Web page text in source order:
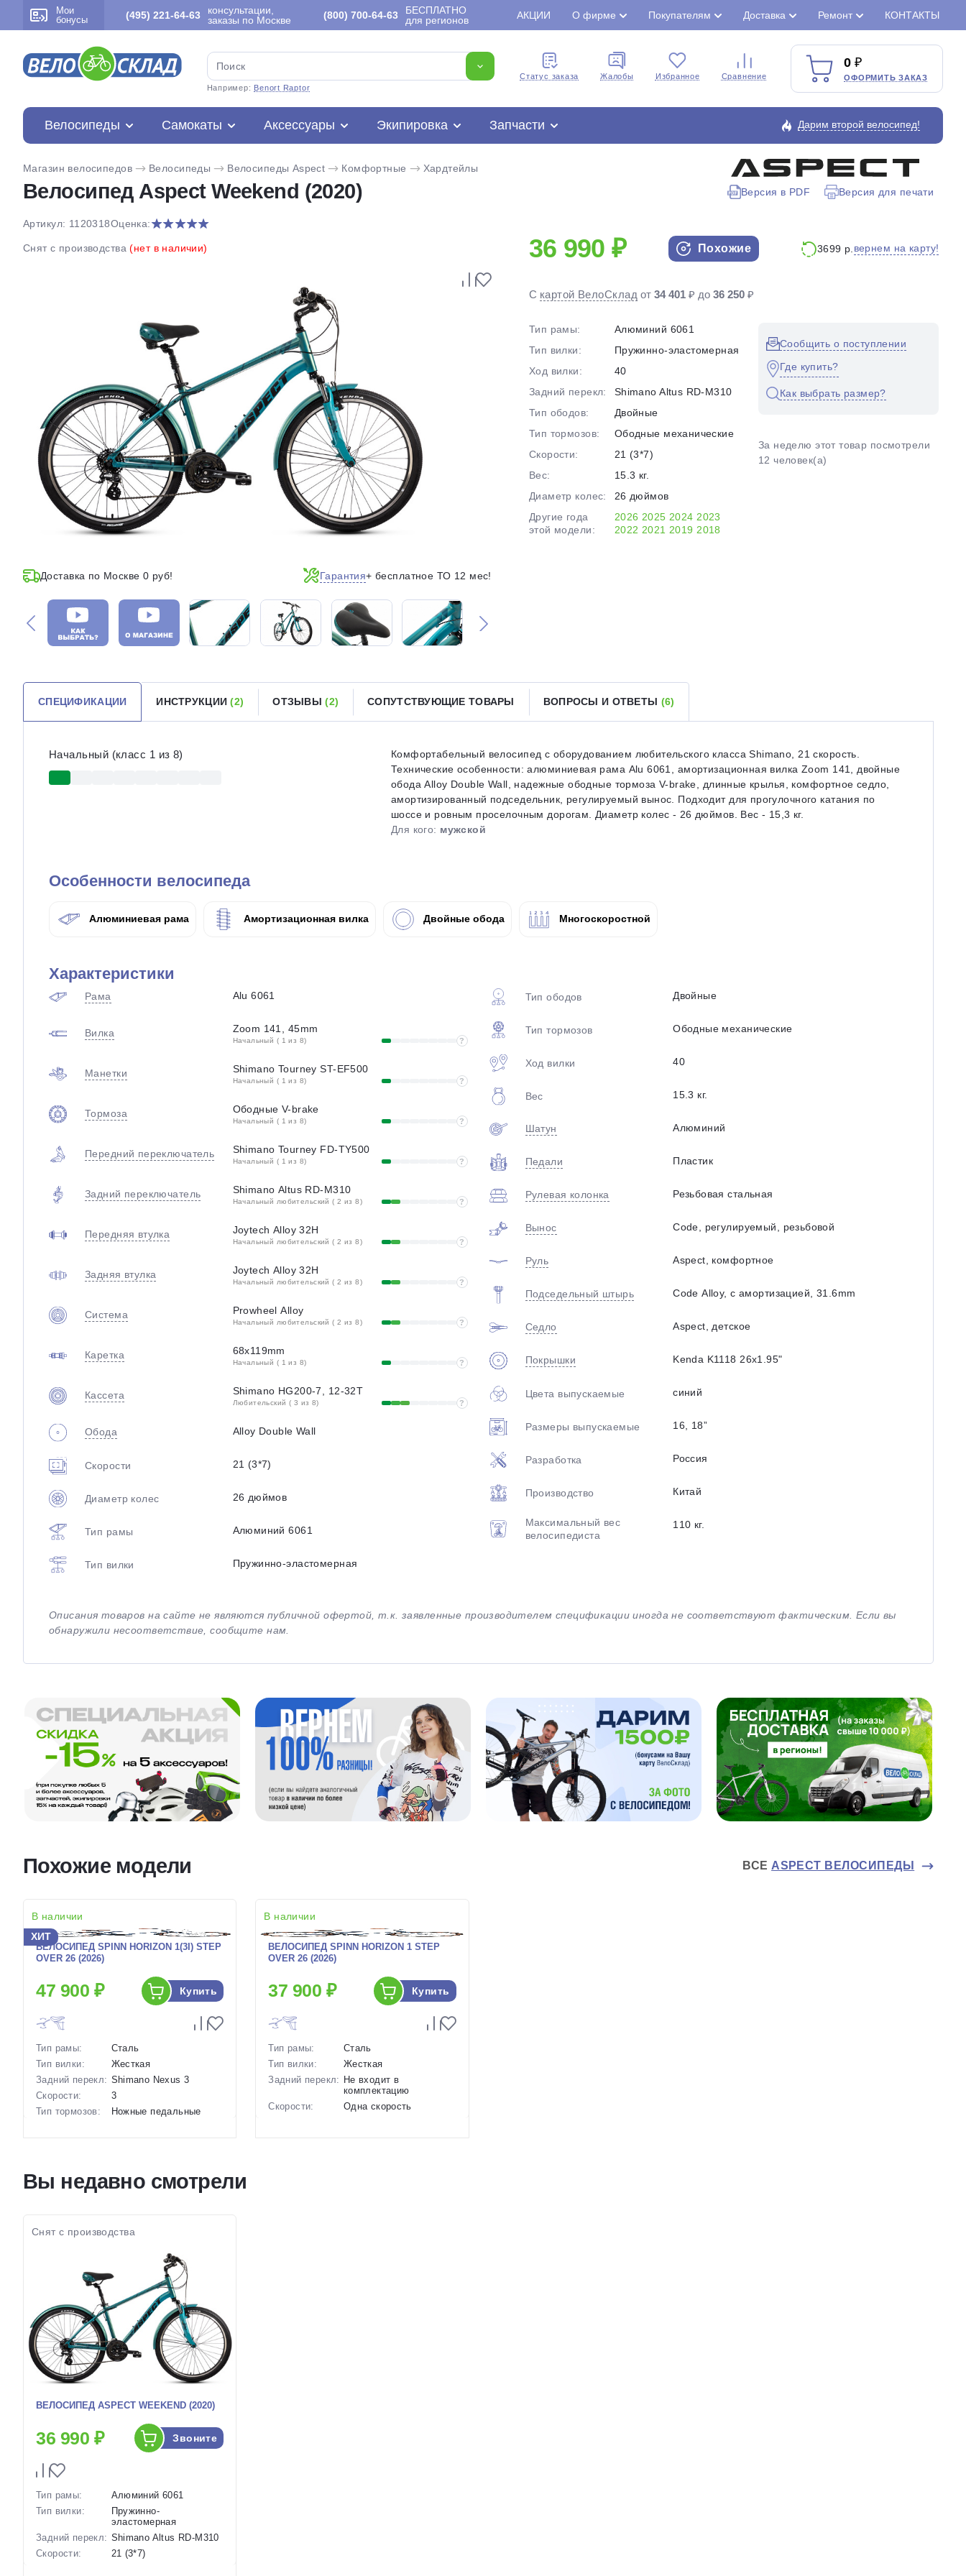
Мои
бонусы
(495) 221-64-63
консультации,
заказы по Москве
(800) 700-64-63
БЕСПЛАТНО
для регионов
АКЦИИ О фирме Покупателям Доставка Ремонт КОНТАКТЫ
Например: Benort Raptor
Cтатус заказа Жалобы Избранное Сравнение
0
ОФОРМИТЬ ЗАКАЗ
Велосипеды Самокаты Аксессуары Экипировка Запчасти Дарим второй велосипед!
Магазин велосипедов Велосипеды Велосипеды Aspect Комфортные Хардтейлы
Велосипед Aspect Weekend (2020) Версия в PDF Версия для печати
Артикул: 1120318Оценка:
Снят с производства(нет в наличии)
Доставка по Москве 0 руб! Гарантия+ бесплатное ТО 12 мес!
36 990 ₽ Похожие 3699 р. вернем на карту!
С картой ВелоСклад от34 401 ₽ до36 250 ₽
Тип рамы:
Алюминий 6061
Тип вилки:
Пружинно-эластомерная
Ход вилки:
40
Задний перекл:
Shimano Altus RD-M310
Тип ободов:
Двойные
Тип тормозов:
Ободные механические
Скорости:
21 (3*7)
Вес:
15.3 кг.
Диаметр колес:
26 дюймов
Другие года
этой модели:
2026 2025 2024 2023
2022 2021 2019 2018
Сообщить о поступлении
Где купить?
Как выбрать размер?
За неделю этот товар посмотрели
12 человек(а)
СПЕЦИФИКАЦИИ ИНСТРУКЦИИ(2) ОТЗЫВЫ(2) СОПУТСТВУЮЩИЕ ТОВАРЫ ВОПРОСЫ И ОТВЕТЫ (6)
Начальный (класс 1 из 8)
Комфортабельный велосипед с оборудованием любительского класса Shimano, 21 скорость.
Технические особенности: алюминиевая рама Alu 6061, амортизационная вилка Zoom 141, двойные
обода Alloy Double Wall, надежные ободные тормоза V-brake, длинные крылья, комфортное седло,
амортизированный подседельник, регулируемый вынос. Подходит для прогулочного катания по
шоссе и ровным проселочным дорогам. Диаметр колес - 26 дюймов. Вес - 15,3 кг.
Для кого: мужской
Особенности велосипеда
Алюминиевая рама Амортизационная вилка Двойные обода Многоскоростной
Характеристики
Рама Alu 6061
Вилка Zoom 141, 45mm
Начальный ( 1 из 8) ?
Манетки Shimano Tourney ST-EF500
Начальный ( 1 из 8) ?
Тормоза Ободные V-brake
Начальный ( 1 из 8) ?
Передний переключатель Shimano Tourney FD-TY500
Начальный ( 1 из 8) ?
Задний переключатель Shimano Altus RD-M310
Начальный любительский ( 2 из 8) ?
Передняя втулка Joytech Alloy 32H
Начальный любительский ( 2 из 8) ?
Задняя втулка Joytech Alloy 32H
Начальный любительский ( 2 из 8) ?
Система Prowheel Alloy
Начальный любительский ( 2 из 8) ?
Каретка 68х119mm
Начальный ( 1 из 8) ?
Кассета Shimano HG200-7, 12-32T
Любительский ( 3 из 8) ?
Обода Alloy Double Wall
Скорости 21 (3*7)
Диаметр колес 26 дюймов
Тип рамы Алюминий 6061
Тип вилки Пружинно-эластомерная
Тип ободов Двойные
Тип тормозов Ободные механические
Ход вилки 40
Вес 15.3 кг.
Шатун Алюминий
Педали Пластик
Рулевая колонка Резьбовая стальная
Вынос Code, регулируемый, резьбовой
Руль Aspect, комфортное
Подседельный штырь Code Alloy, с амортизацией, 31.6mm
Седло Aspect, детское
Покрышки Kenda K1118 26x1.95ʺ
Цвета выпускаемые синий
Размеры выпускаемые 16, 18”
Разработка Россия
Производство Китай
Максимальный вес
велосипедиста
110 кг.
Описания товаров на сайте не являются публичной офертой, т.к. заявленные производителем спецификации иногда не соответствуют фактическим. Если вы
обнаружили несоответствие, сообщите нам.
Похожие модели ВСЕ ASPECT ВЕЛОСИПЕДЫ
В наличии
ХИТ
ВЕЛОСИПЕД SPINN HORIZON 1(3I) STEP
OVER 26 (2026)
47 900 ₽ Купить
Тип рамы:
Сталь
Тип вилки:
Жесткая
Задний перекл: Shimano Nexus 3
Скорости:
3
Тип тормозов:
Ножные педальные
наличии:
В наличии
ВЕЛОСИПЕД SPINN HORIZON 1 STEP
OVER 26 (2026)
37 900 ₽ Купить
Тип рамы:
Сталь
Тип вилки:
Жесткая
Задний перекл: Не входит в
комплектацию
Скорости:
Одна скорость
Вы недавно смотрели
Снят с производства
ВЕЛОСИПЕД ASPECT WEEKEND (2020)
36 990 ₽ Звоните
Тип рамы:
Алюминий 6061
Тип вилки:
Пружинно-
эластомерная
Задний перекл: Shimano Altus RD-M310
Скорости:
21 (3*7)
Разбейте
на части
без переплат
График платежей
Сегодня
25%
Оплачивайте сегодня только
25% картой любого банка
Подробнее об оплате Плайтом
Остались вопросы?